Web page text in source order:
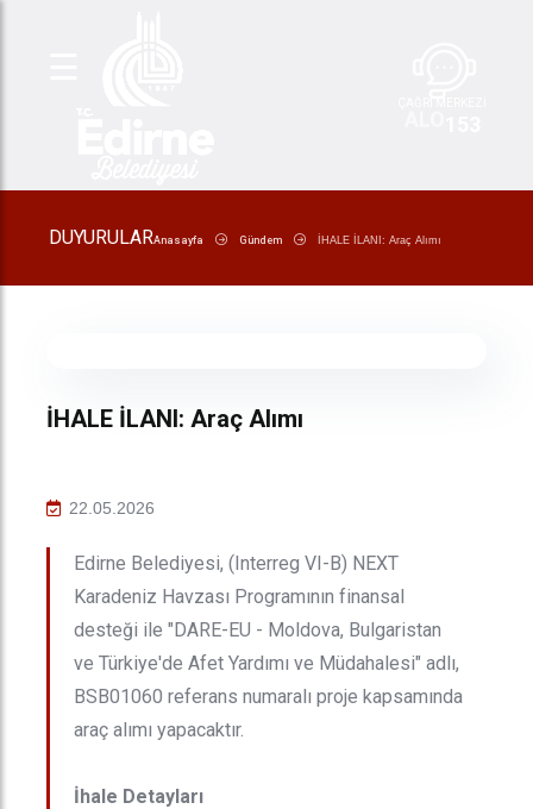
DUYURULARAnasayfa Gündem İHALE İLANI: Araç Alımı
İHALE İLANI: Araç Alımı
22.05.2026
Edirne Belediyesi, (Interreg VI-B) NEXT
Karadeniz Havzası Programının finansal
desteği ile "DARE-EU - Moldova, Bulgaristan
ve Türkiye'de Afet Yardımı ve Müdahalesi" adlı,
BSB01060 referans numaralı proje kapsamında
araç alımı yapacaktır.
İhale Detayları